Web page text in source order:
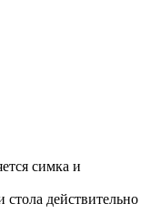
симка и
стола действительно